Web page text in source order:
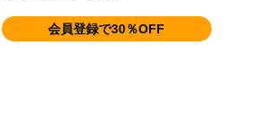
会員登録で30％OFF